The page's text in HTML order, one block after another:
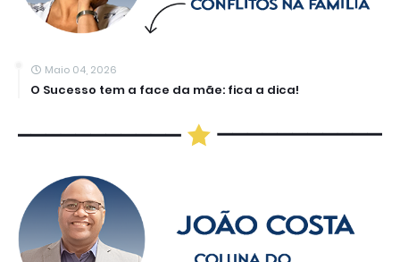
Maio 04, 2026
O Sucesso tem a face da mãe: fica a dica!